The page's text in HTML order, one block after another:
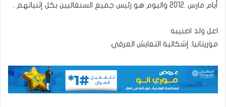
أيام مارس .2012 واليوم هو رئيس جميع السنغاليين بكل إثنياتهم .
اعل ولد اصنيبه
موريتانيا: إشكالية التعايش العرقي